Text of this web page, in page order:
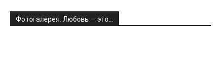
Фотогалерея. Любовь — это…